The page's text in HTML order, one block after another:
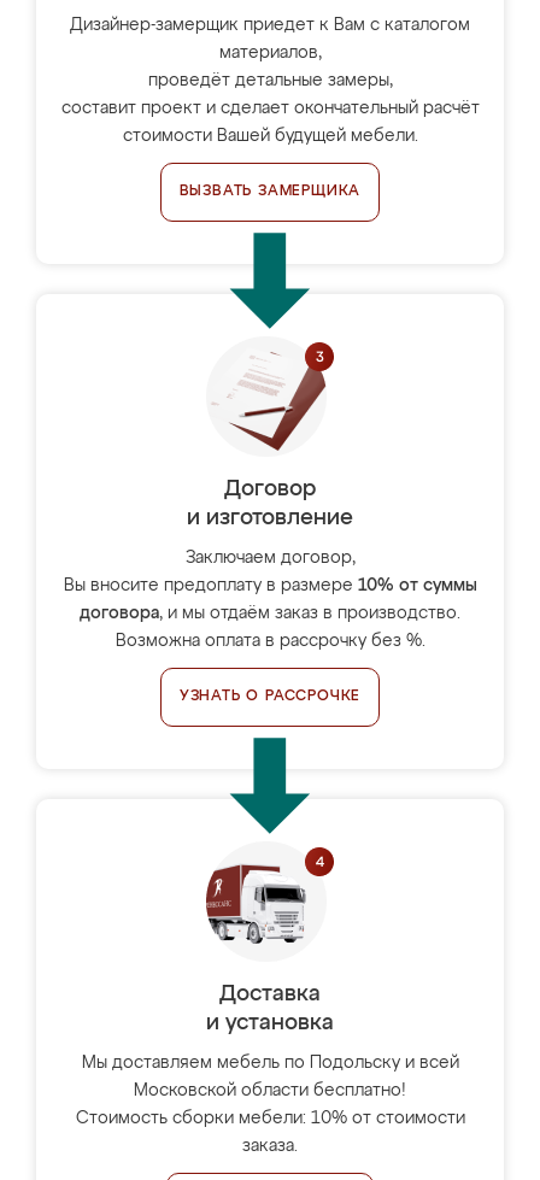
Дизайнер-замерщик приедет к Вам с каталогом
материалов,
проведёт детальные замеры,
составит проект и сделает окончательный расчёт
стоимости Вашей будущей мебели.
ВЫЗВАТЬ ЗАМЕРЩИКА
Договор
и изготовление
Заключаем договор,
Вы вносите предоплату в размере 10% от суммы
договора, и мы отдаём заказ в производство.
Возможна оплата в рассрочку без %.
УЗНАТЬ О РАССРОЧКЕ
Доставка
и установка
Мы доставляем мебель по Подольску и всей
Московской области бесплатно!
Стоимость сборки мебели: 10% от стоимости
заказа.